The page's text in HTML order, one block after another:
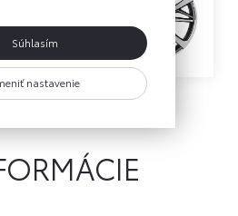
Súhlasím
nastavenie